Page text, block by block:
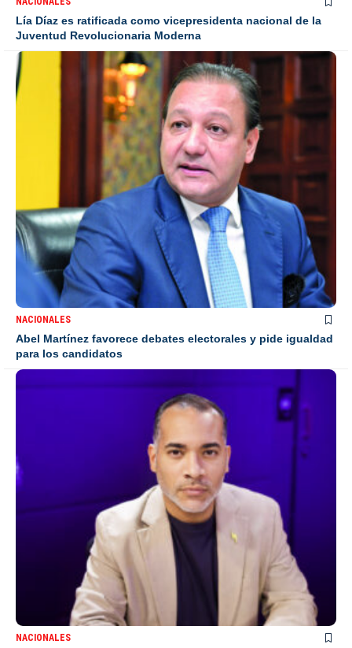
Lía Díaz es ratificada como vicepresidenta nacional de la
Juventud Revolucionaria Moderna
NACIONALES
Abel Martínez favorece debates electorales y pide igualdad
para los candidatos
NACIONALES